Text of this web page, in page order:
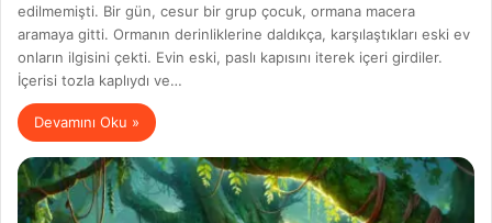
edilmemişti. Bir gün, cesur bir grup çocuk, ormana macera
aramaya gitti. Ormanın derinliklerine daldıkça, karşılaştıkları eski ev
onların ilgisini çekti. Evin eski, paslı kapısını iterek içeri girdiler.
İçerisi tozla kaplıydı ve…
Devamını Oku »